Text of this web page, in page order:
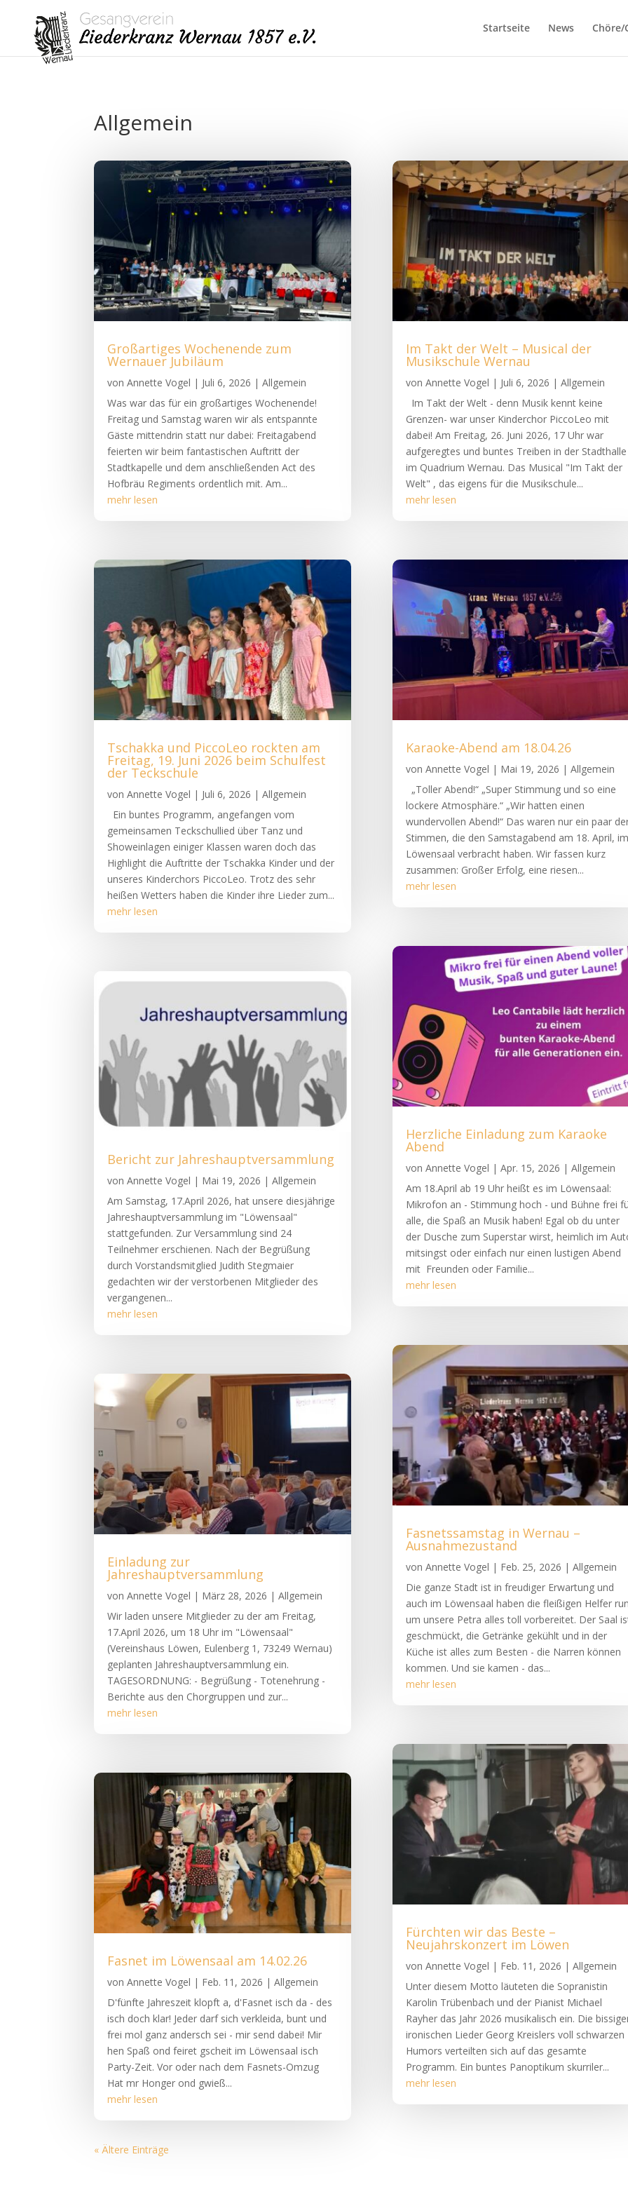
Startseite News Chöre/
Allgemein
Großartiges Wochenende zum
Wernauer Jubiläum
vonAnnette Vogel | Juli 6, 2026 |Allgemein
Was war das für ein großartiges Wochenende!
Freitag und Samstag waren wir als entspannte
Gäste mittendrin statt nur dabei: Freitagabend
feierten wir beim fantastischen Auftritt der
Stadtkapelle und dem anschließenden Act des
Hofbräu Regiments ordentlich mit. Am...
mehr lesen
Tschakka und PiccoLeo rockten am
Freitag, 19. Juni 2026 beim Schulfest
der Teckschule
vonAnnette Vogel | Juli 6, 2026 |Allgemein
Ein buntes Programm, angefangen vom
gemeinsamen Teckschullied über Tanz und
Showeinlagen einiger Klassen waren doch das
Highlight die Auftritte der Tschakka Kinder und der
unseres Kinderchors PiccoLeo. Trotz des sehr
heißen Wetters haben die Kinder ihre Lieder zum...
mehr lesen
Bericht zur Jahreshauptversammlung
vonAnnette Vogel | Mai 19, 2026 |Allgemein
Am Samstag, 17.April 2026, hat unsere diesjährige
Jahreshauptversammlung im "Löwensaal"
stattgefunden. Zur Versammlung sind 24
Teilnehmer erschienen. Nach der Begrüßung
durch Vorstandsmitglied Judith Stegmaier
gedachten wir der verstorbenen Mitglieder des
vergangenen...
mehr lesen
Einladung zur
Jahreshauptversammlung
vonAnnette Vogel | März 28, 2026 |Allgemein
Wir laden unsere Mitglieder zu der am Freitag,
17.April 2026, um 18 Uhr im "Löwensaal"
(Vereinshaus Löwen, Eulenberg 1, 73249 Wernau)
geplanten Jahreshauptversammlung ein.
TAGESORDNUNG: - Begrüßung - Totenehrung -
Berichte aus den Chorgruppen und zur...
mehr lesen
Fasnet im Löwensaal am 14.02.26
vonAnnette Vogel | Feb. 11, 2026 |Allgemein
D'fünfte Jahreszeit klopft a, d'Fasnet isch da - des
isch doch klar! Jeder darf sich verkleida, bunt und
frei mol ganz andersch sei - mir send dabei! Mir
hen Spaß ond feiret gscheit im Löwensaal isch
Party-Zeit. Vor oder nach dem Fasnets-Omzug
Hat mr Honger ond gwieß...
mehr lesen
Im Takt der Welt – Musical der
Musikschule Wernau
von Annette Vogel | Juli 6, 2026 | Allgemein
Im Takt der Welt - denn Musik kennt keine
Grenzen- war unser Kinderchor PiccoLeo mit
dabei! Am Freitag, 26. Juni 2026, 17 Uhr war
aufgeregtes und buntes Treiben in der Stadthalle
im Quadrium Wernau. Das Musical "Im Takt der
Welt" , das eigens für die Musikschule...
mehr lesen
Karaoke-Abend am 18.04.26
von Annette Vogel | Mai 19, 2026 | Allgemein
„Toller Abend!“ „Super Stimmung und so eine
lockere Atmosphäre.“ „Wir hatten einen
wundervollen Abend!“ Das waren nur ein paar
Stimmen, die den Samstagabend am 18. April, im
Löwensaal verbracht haben. Wir fassen kurz
zusammen: Großer Erfolg, eine riesen...
mehr lesen
Herzliche Einladung zum Karaoke
Abend
von Annette Vogel | Apr. 15, 2026 | Allgemein
Am 18.April ab 19 Uhr heißt es im Löwensaal:
Mikrofon an - Stimmung hoch - und Bühne frei
alle, die Spaß an Musik haben! Egal ob du unter
der Dusche zum Superstar wirst, heimlich im
mitsingst oder einfach nur einen lustigen Abend
mit Freunden oder Familie...
mehr lesen
Fasnetssamstag in Wernau –
Ausnahmezustand
von Annette Vogel | Feb. 25, 2026 | Allgemein
Die ganze Stadt ist in freudiger Erwartung und
auch im Löwensaal haben die fleißigen Helfer
um unsere Petra alles toll vorbereitet. Der Saal
geschmückt, die Getränke gekühlt und in der
Küche ist alles zum Besten - die Narren können
kommen. Und sie kamen - das...
mehr lesen
Fürchten wir das Beste –
Neujahrskonzert im Löwen
von Annette Vogel | Feb. 11, 2026 | Allgemein
Unter diesem Motto läuteten die Sopranistin
Karolin Trübenbach und der Pianist Michael
Rayher das Jahr 2026 musikalisch ein. Die
ironischen Lieder Georg Kreislers voll schwarzen
Humors verteilten sich auf das gesamte
Programm. Ein buntes Panoptikum skurriler...
mehr lesen
« Ältere Einträge